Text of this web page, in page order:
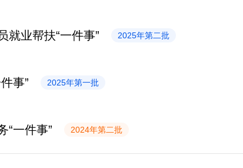
就业帮扶“一件事” 2025年第二批
事” 2025年第一批
“一件事” 2024年第二批